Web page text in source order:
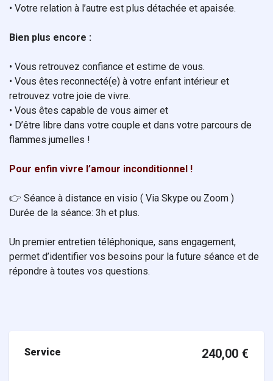
• Votre relation à l’autre est plus détachée et apaisée.
Bien plus encore :
• Vous retrouvez confiance et estime de vous.
• Vous êtes reconnecté(e) à votre enfant intérieur et
retrouvez votre joie de vivre.
• Vous êtes capable de vous aimer et
• D’être libre dans votre couple et dans votre parcours de
flammes jumelles !
Pour enfin vivre l’amour inconditionnel !
👉 Séance à distance en visio ( Via Skype ou Zoom )
Durée de la séance: 3h et plus.
Un premier entretien téléphonique, sans engagement,
permet d’identifier vos besoins pour la future séance et de
répondre à toutes vos questions.
Service 240,00 €